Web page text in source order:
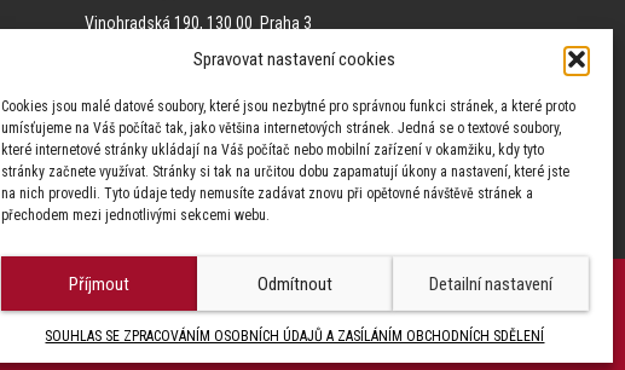
Spravovat nastavení cookies
Cookies jsou malé datové soubory, které jsou nezbytné pro správnou funkci stránek, a které proto
umísťujeme na Váš počítač tak, jako většina internetových stránek. Jedná se o textové soubory,
které internetové stránky ukládají na Váš počítač nebo mobilní zařízení v okamžiku, kdy tyto
stránky začnete využívat. Stránky si tak na určitou dobu zapamatují úkony a nastavení, které jste
na nich provedli. Tyto údaje tedy nemusíte zadávat znovu při opětovné návštěvě stránek a
přechodem mezi jednotlivými sekcemi webu.
Příjmout Odmítnout Detailní nastavení
SOUHLAS SE ZPRACOVÁNÍM OSOBNÍCH ÚDAJŮ A ZASÍLÁNÍM OBCHODNÍCH SDĚLENÍ
Vinohradská 190, 130 00 Praha 3